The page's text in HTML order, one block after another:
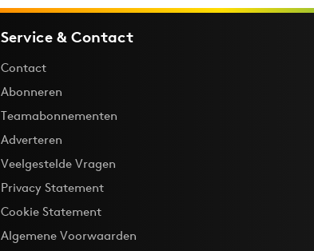
Service & Contact
Contact
Abonneren
Teamabonnementen
Adverteren
Veelgestelde Vragen
Privacy Statement
Cookie Statement
Algemene Voorwaarden